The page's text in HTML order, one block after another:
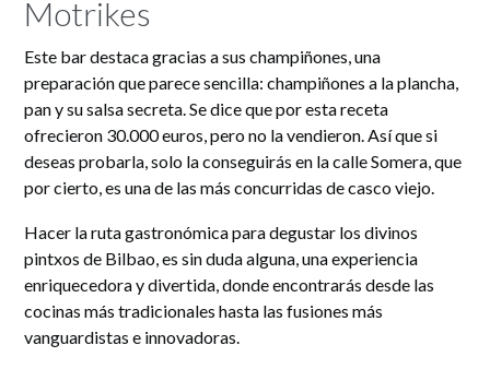
Motrikes
Este bar destaca gracias a sus champiñones, una
preparación que parece sencilla: champiñones a la plancha,
pan y su salsa secreta. Se dice que por esta receta
ofrecieron 30.000 euros, pero no la vendieron. Así que si
deseas probarla, solo la conseguirás en la calle Somera, que
por cierto, es una de las más concurridas de casco viejo.
Hacer la ruta gastronómica para degustar los divinos
pintxos de Bilbao, es sin duda alguna, una experiencia
enriquecedora y divertida, donde encontrarás desde las
cocinas más tradicionales hasta las fusiones más
vanguardistas e innovadoras.